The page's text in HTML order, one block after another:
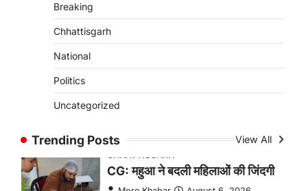
Breaking
Chhattisgarh
National
Politics
Uncategorized
Trending Posts View All
CHHATTISGARH
CG:रायपुर में लिव-इन पार्टनर की मौत
रायपुर। राजधानी रायपुर से एक सनसनीखेज मामला
सामने आया है। मुजगहन थाना क्षेत्र के
CHHATTISGARH
CG: महुआ ने बदली महिलाओं की जिंदगी